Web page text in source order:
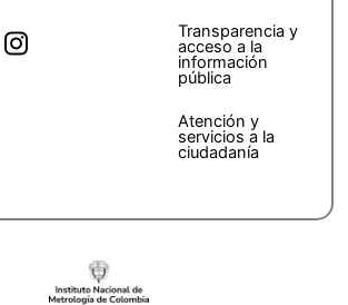
Transparencia y
acceso a la
información
pública
Atención y
servicios a la
ciudadanía